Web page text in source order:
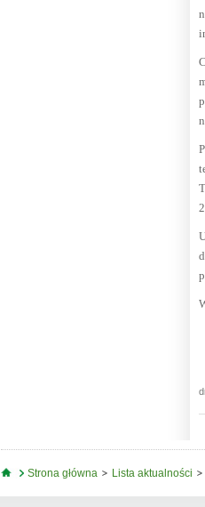
Jesteś tutaj
Strona główna Lista aktualności